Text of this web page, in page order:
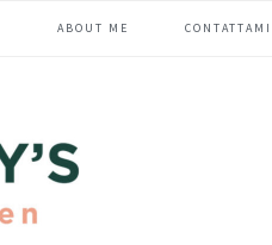
ABOUT ME CONTATTAMI